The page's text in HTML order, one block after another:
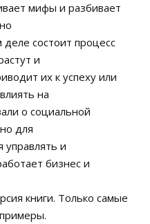
мифы и разбивает
деле состоит процесс
и
их к успеху или
на
о социальной
для
управлять и
бизнес и
книги. Только самые